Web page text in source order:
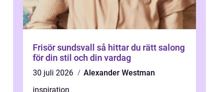
Frisör sundsvall så hittar du rätt salong
för din stil och din vardag
30 juli 2026
Alexander Westman
inspiration